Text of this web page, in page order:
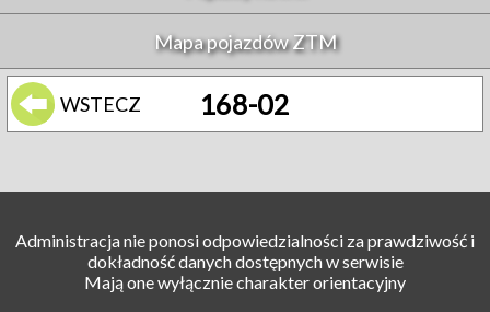
Mapa pojazdów ZTM
WSTECZ 168-02
Administracja nie ponosi odpowiedzialności za prawdziwość i
dokładność danych dostępnych w serwisie
Mają one wyłącznie charakter orientacyjny